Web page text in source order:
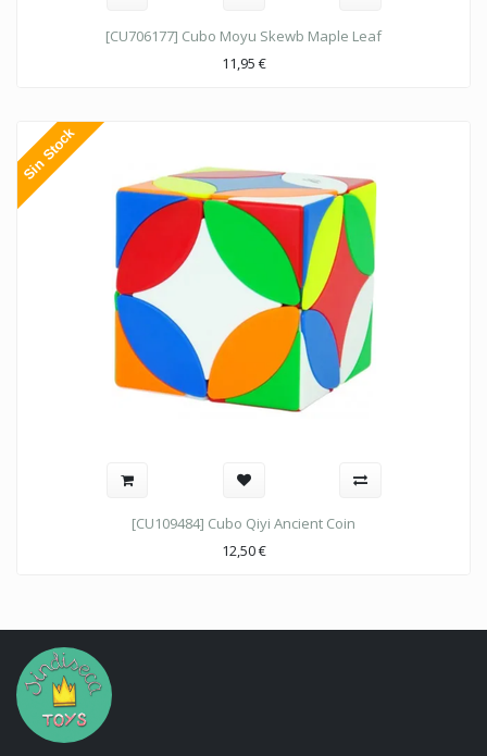
[CU706177] Cubo Moyu Skewb Maple Leaf
11,95 €
Sin Stock
[CU109484] Cubo Qiyi Ancient Coin
12,50€